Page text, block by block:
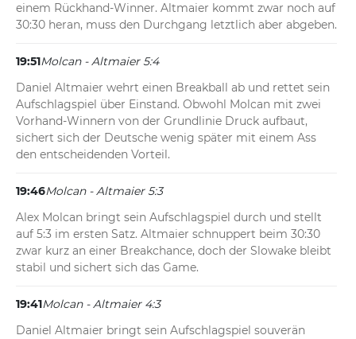
einem Rückhand-Winner. Altmaier kommt zwar noch auf
30:30 heran, muss den Durchgang letztlich aber abgeben.
19:51Molcan - Altmaier 5:4
Daniel Altmaier wehrt einen Breakball ab und rettet sein
Aufschlagspiel über Einstand. Obwohl Molcan mit zwei
Vorhand-Winnern von der Grundlinie Druck aufbaut,
sichert sich der Deutsche wenig später mit einem Ass
den entscheidenden Vorteil.
19:46Molcan - Altmaier 5:3
Alex Molcan bringt sein Aufschlagspiel durch und stellt
auf 5:3 im ersten Satz. Altmaier schnuppert beim 30:30
zwar kurz an einer Breakchance, doch der Slowake bleibt
stabil und sichert sich das Game.
19:41Molcan - Altmaier 4:3
Daniel Altmaier bringt sein Aufschlagspiel souverän